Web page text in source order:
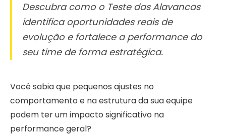
Descubra como o Teste das Alavancas
identifica oportunidades reais de
evolução e fortalece a performance do
seu time de forma estratégica.
Você sabia que pequenos ajustes no
comportamento e na estrutura da sua equipe
podem ter um impacto significativo na
performance geral?